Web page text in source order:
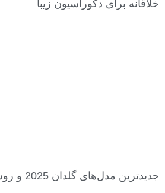
خلاقانه برای دکوراسیون زیبا
جدیدترین مدل‌های گلدان 2025 و روش انتخاب صحیح آن